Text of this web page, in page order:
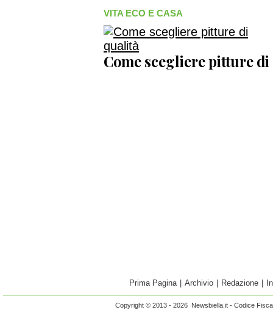
VITA ECO E CASA
Come scegliere pitture
Prima Pagina Archivio Redazione
Copyright © 2013 - 2026 Newsbiella.it - Codice